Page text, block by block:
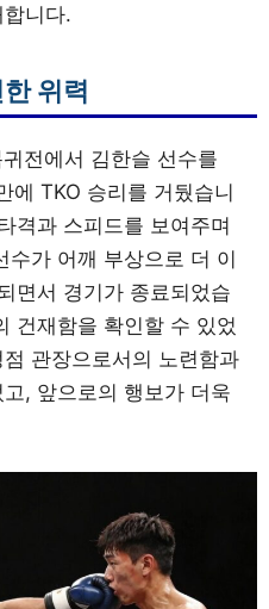
니다.
위력
전에서 김한슬 선수를
에 TKO 승리를 거뒀습니
격과 스피드를 보여주며
수가 어깨 부상으로 더 이
면서 경기가 종료되었습
건재함을 확인할 수 있었
관장으로서의 노련함과
, 앞으로의 행보가 더욱